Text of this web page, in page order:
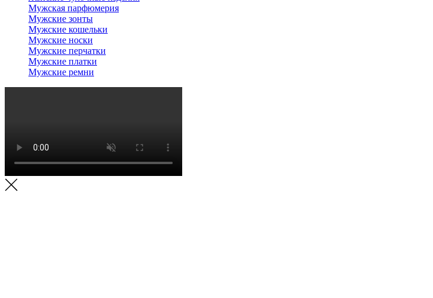
Мужская парфюмерия
Мужские зонты
Мужские кошельки
Мужские носки
Мужские перчатки
Мужские платки
Мужские ремни